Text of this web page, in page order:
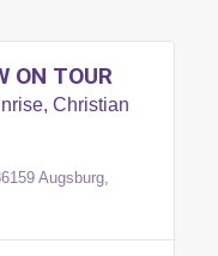
ON TOUR
Christian
Augsburg,